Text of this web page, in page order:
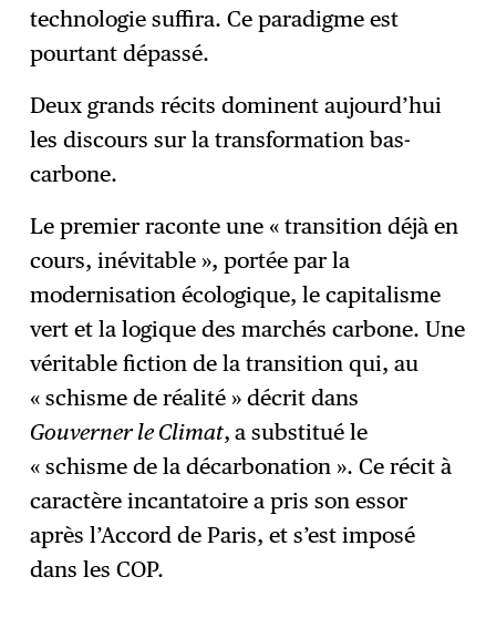
technologie suffira. Ce paradigme est
pourtant dépassé.
Deux grands récits dominent aujourd’hui
les discours sur la transformation bas-
carbone.
Le premier raconte une « transition déjà en
cours, inévitable », portée par la
modernisation écologique, le capitalisme
vert et la logique des marchés carbone. Une
véritable fiction de la transition qui, au
« schisme de réalité » décrit dans
Gouverner le Climat, a substitué le
« schisme de la décarbonation ». Ce récit à
caractère incantatoire a pris son essor
après l’Accord de Paris, et s’est imposé
dans les COP.